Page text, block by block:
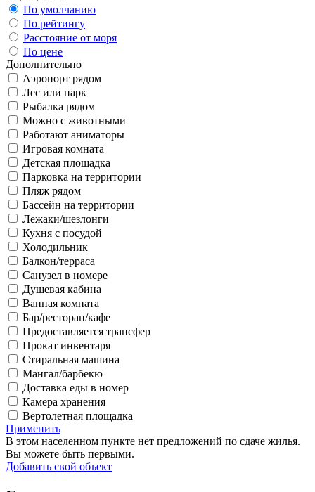
По умолчанию
По рейтингу
Расстояние от моря
По цене
Дополнительно
Аэропорт рядом
Лес или парк
Рыбалка рядом
Можно с животными
Работают аниматоры
Игровая комната
Детская площадка
Парковка на территории
Пляж рядом
Бассейн на территории
Лежаки/шезлонги
Кухня с посудой
Холодильник
Балкон/терраса
Санузел в номере
Душевая кабина
Ванная комната
Бар/ресторан/кафе
Предоставляется трансфер
Прокат инвентаря
Стиральная машина
Мангал/барбекю
Доставка еды в номер
Камера хранения
Вертолетная площадка
Применить
В этом населенном пункте нет предложений по сдаче жилья.
Вы можете быть первыми.
Добавить свой объект